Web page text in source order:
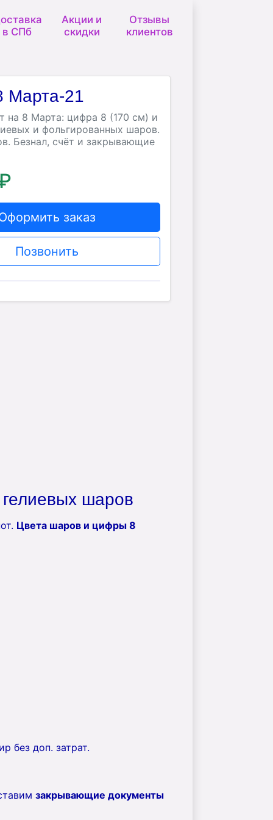
в СПб
Акции и
скидки
Отзывы
клиентов
Марта-21
на 8 Марта: цифра 8 (170 см) и
и фольгированных шаров.
Безнал, счёт и закрывающие
заказ
Позвонить
шаров
Цвета шаров и цифры 8
без доп. затрат.
закрывающие документы